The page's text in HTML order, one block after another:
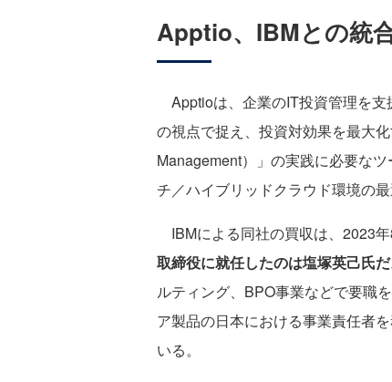
Apptio、IBMとの統
Apptioは、企業のIT投資管理を支
の視点で捉え、投資対効果を最大
Management）」の実践に必要な
チ／ハイブリッドクラウド環境の最
IBMによる同社の買収は、2023年
取締役に就任したのは塩塚英己氏だ
ルティング、BPO事業などで要職
ア製品の日本における事業責任者
いる。